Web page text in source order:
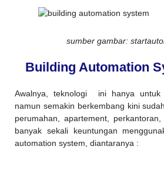
sumber gambar:
Building Automation
Awalnya, teknologi ini hanya untuk
namun semakin berkembang kini
perumahan, apartement,
banyak sekali keuntungan
automation system, diantaranya :